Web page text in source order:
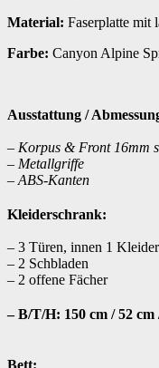
Material: Faserplatte mit
Farbe: Canyon Alpine
Ausstattung /
– Korpus & Front 16mm
– Metallgriffe
– ABS-Kanten
Kleiderschrank:
– 3 Türen, innen 1
– 2 Schbladen
– 2 offene Fächer
– B/T/H: 150 cm / 52 cm
Bett: